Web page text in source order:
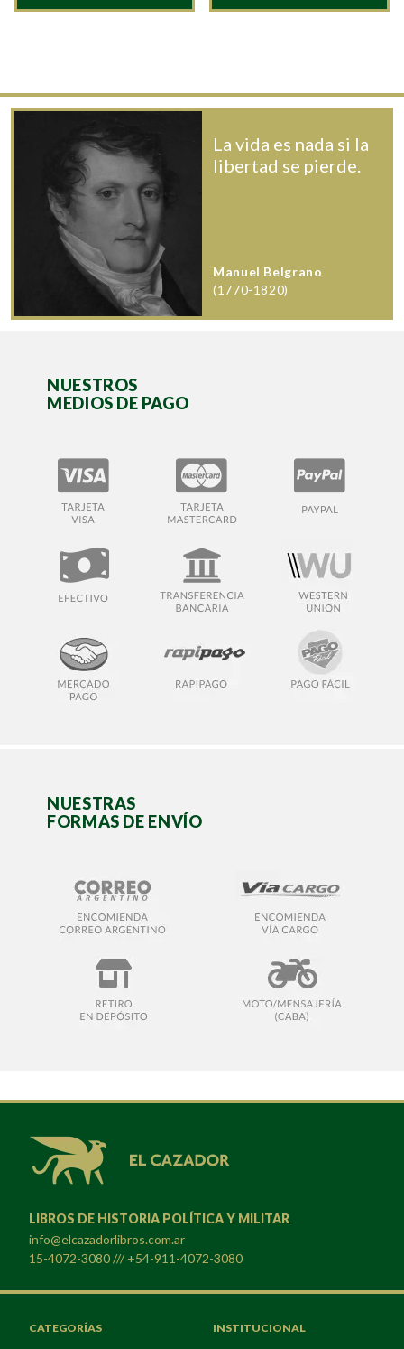
La vida es nada si la
libertad se pierde.
Manuel Belgrano
(1770-1820)
NUESTROS
MEDIOS DE PAGO
NUESTRAS
FORMAS DE ENVÍO
LIBROS DE HISTORIA POLÍTICA Y MILITAR
info@elcazadorlibros.com.ar
15-4072-3080 /// +54-911-4072-3080
CATEGORÍAS
INSTITUCIONAL